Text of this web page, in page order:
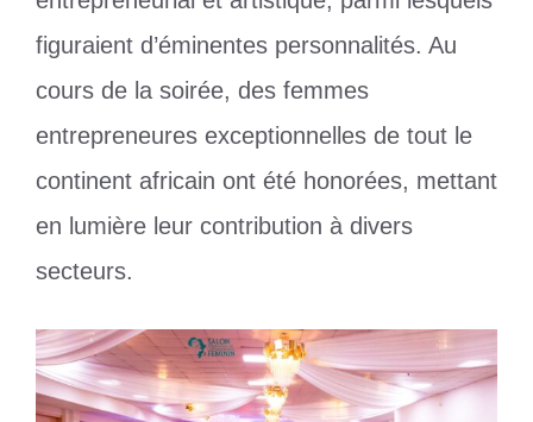
figuraient d’éminentes personnalités. Au
cours de la soirée, des femmes
entrepreneures exceptionnelles de tout le
continent africain ont été honorées, mettant
en lumière leur contribution à divers
secteurs.